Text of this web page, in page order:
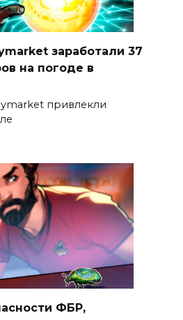
заработали 37
на погоде в
привлекли
ФБР,